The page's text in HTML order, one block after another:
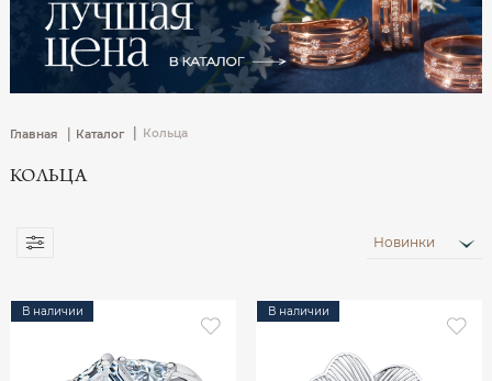
Главная | Каталог Кольца
КОЛЬЦА
Новинки
В наличии В наличии